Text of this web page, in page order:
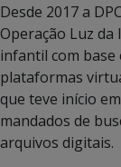
Desde 2017 a
Operação Luz
infantil com
plataformas
que teve início
mandados de
arquivos digitais.